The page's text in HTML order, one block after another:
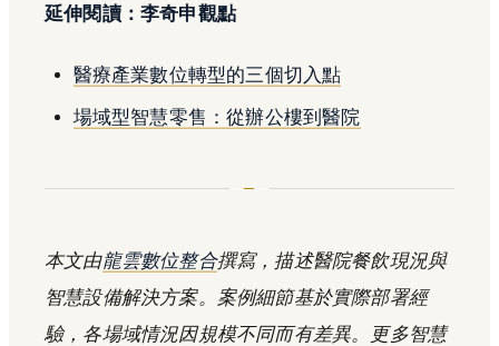
延伸閱讀：李奇申觀點
醫療產業數位轉型的三個切入點
場域型智慧零售：從辦公樓到醫院
本文由龍雲數位整合撰寫，描述醫院餐飲現況與
智慧設備解決方案。案例細節基於實際部署經
驗，各場域情況因規模不同而有差異。更多智慧